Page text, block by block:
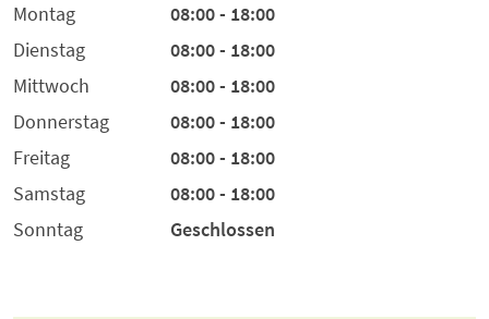
Montag
08:00 - 18:00
Dienstag
08:00 - 18:00
Mittwoch
08:00 - 18:00
Donnerstag
08:00 - 18:00
Freitag
08:00 - 18:00
Samstag
08:00 - 18:00
Sonntag
Geschlossen